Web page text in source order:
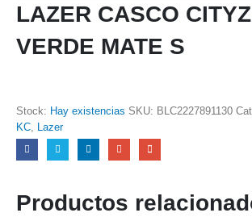
LAZER CASCO
VERDE MATE S
Stock: Hay existencias SKU: BLC2227891130
KC, Lazer
Productos